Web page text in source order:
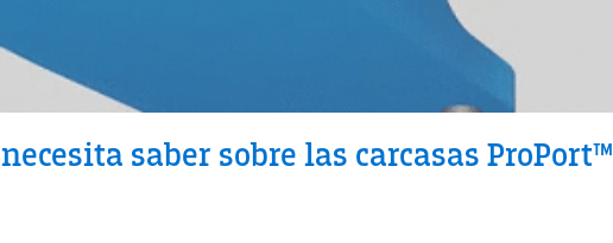
saber sobre las carcasas ProPort™